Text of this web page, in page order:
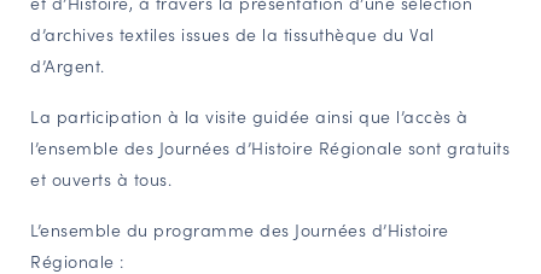
Service Inventaire et Patrimoines de la Région Grand Est
VOUS ÊTES…
Amateurs d’histoire et de patrimoine
Étudiants & chercheurs
d’archives textiles issues de la tissuthèque du Val
d’Argent.
La participation à la visite guidée ainsi que l’accès à
l’ensemble des Journées d’Histoire Régionale sont gratuits
et ouverts à tous.
L’ensemble du programme des Journées d’Histoire
Régionale :